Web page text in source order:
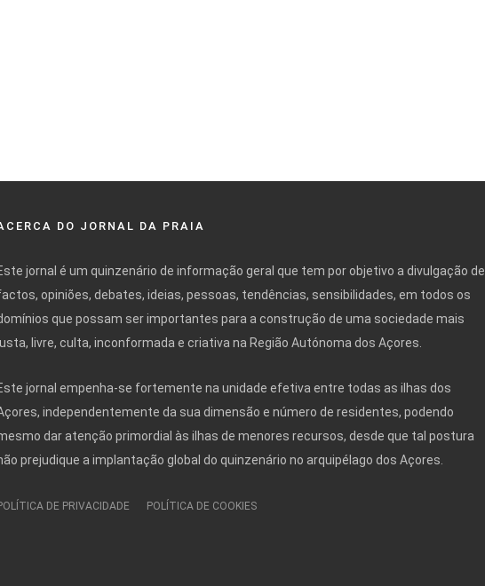
DO JORNAL DA PRAIA
jornal é um quinzenário de informação geral que tem por objetivo a divulgação de
opiniões, debates, ideias, pessoas, tendências, sensibilidades, em todos os
que possam ser importantes para a construção de uma sociedade mais
livre, culta, inconformada e criativa na Região Autónoma dos Açores.
jornal empenha-se fortemente na unidade efetiva entre todas as ilhas dos
independentemente da sua dimensão e número de residentes, podendo
dar atenção primordial às ilhas de menores recursos, desde que tal postura
prejudique a implantação global do quinzenário no arquipélago dos Açores.
DE PRIVACIDADE POLÍTICA DE COOKIES